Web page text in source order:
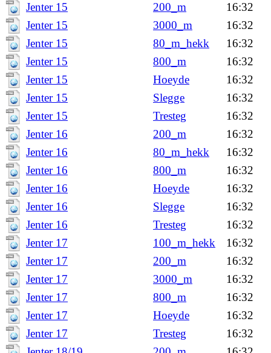
Jenter 15
200_m
16:32
Jenter 15
3000_m
16:32
Jenter 15
80_m_hekk
16:32
Jenter 15
800_m
16:32
Jenter 15
Hoeyde
16:32
Jenter 15
Slegge
16:32
Jenter 15
Tresteg
16:32
Jenter 16
200_m
16:32
Jenter 16
80_m_hekk
16:32
Jenter 16
800_m
16:32
Jenter 16
Hoeyde
16:32
Jenter 16
Slegge
16:32
Jenter 16
Tresteg
16:32
Jenter 17
100_m_hekk
16:32
Jenter 17
200_m
16:32
Jenter 17
3000_m
16:32
Jenter 17
800_m
16:32
Jenter 17
Hoeyde
16:32
Jenter 17
Tresteg
16:32